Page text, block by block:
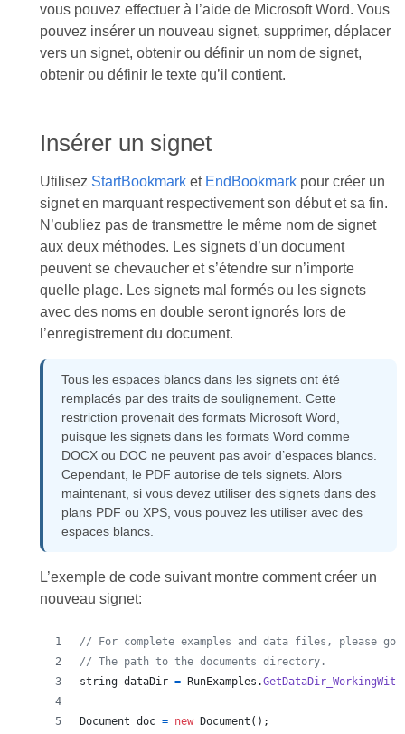
vous pouvez effectuer à l’aide de Microsoft Word. Vous
pouvez insérer un nouveau signet, supprimer, déplacer
vers un signet, obtenir ou définir un nom de signet,
obtenir ou définir le texte qu’il contient.
Insérer un signet
Utilisez StartBookmarket EndBookmarkpour créer un
signet en marquant respectivement son début et sa fin.
N’oubliez pas de transmettre le même nom de signet
aux deux méthodes. Les signets d’un document
peuvent se chevaucher et s’étendre sur n’importe
quelle plage. Les signets mal formés ou les signets
avec des noms en double seront ignorés lors de
l’enregistrement du document.
Tous les espaces blancs dans les signets ont été
remplacés par des traits de soulignement. Cette
restriction provenait des formats Microsoft Word,
puisque les signets dans les formats Word comme
DOCX ou DOC ne peuvent pas avoir d’espaces blancs.
Cependant, le PDF autorise de tels signets. Alors
maintenant, si vous devez utiliser des signets dans des
plans PDF ou XPS, vous pouvez les utiliser avec des
espaces blancs.
L’exemple de code suivant montre comment créer un
nouveau signet:
// For complete examples and data files, please go
// The path to the documents directory.
string dataDir = RunExamples .
Document doc = new Document ( ) ;